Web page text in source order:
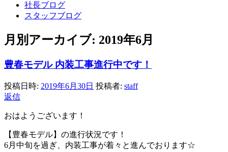
社長ブログ
スタッフブログ
月別アーカイブ: 2019年6月
豊春モデル 内装工事進行中です！
投稿日時: 2019年6月30日 投稿者: staff
返信
おはようございます！
【豊春モデル】の進行状況です！
6月中旬を過ぎ、内装工事が着々と進んでおります☆